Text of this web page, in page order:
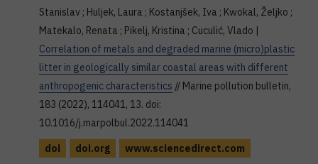
Stanislav ; Huljek, Laura ; Kostanjšek, Iva ; Kwokal, Željko ;
Matekalo, Renata ; Pikelj, Kristina ; Cuculić, Vlado |
Correlation of metals and degraded marine (micro)plastic
litter in geologically similar coastal areas with different
anthropogenic characteristics // Marine pollution bulletin,
183 (2022), 114041, 13. doi:
10.1016/j.marpolbul.2022.114041
doi
doi.org
www.sciencedirect.com